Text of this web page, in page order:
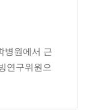
병원에서 근
연구위원으